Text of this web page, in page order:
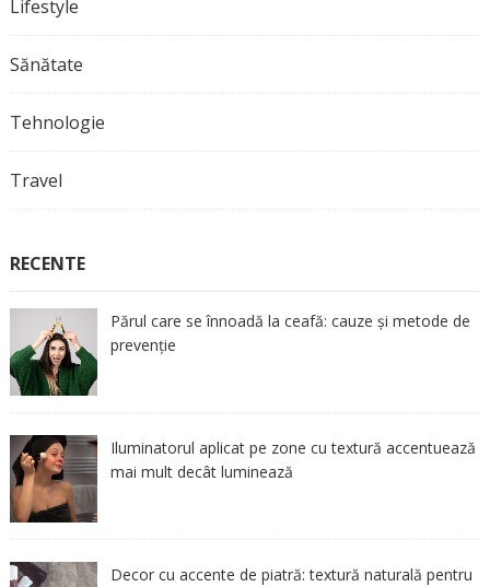
Lifestyle
Sănătate
Tehnologie
Travel
RECENTE
Părul care se înnoadă la ceafă: cauze și metode de
prevenție
Iluminatorul aplicat pe zone cu textură accentuează
mai mult decât luminează
Decor cu accente de piatră: textură naturală pentru